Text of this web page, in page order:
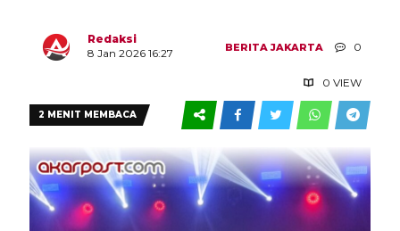
Redaksi
8 Jan 2026 16:27
BERITA JAKARTA 0
0 VIEW
2 MENIT MEMBACA